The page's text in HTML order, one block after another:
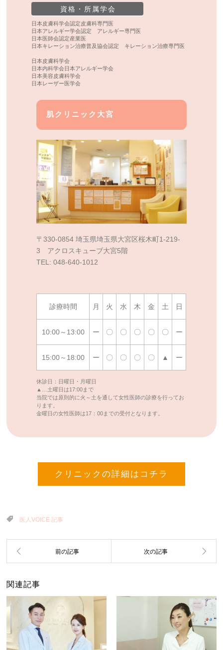
資格・所属学会
日本皮膚科学会認定皮膚科専門医
日本アレルギー学会認定 アレルギー専門医
日本医師会認定産業医
日本キレーション治療普及協会認定 キレーション治療専門医
日本皮膚科学会
日本内科学会日本アレルギー学会
日本美容皮膚科学会
日本レーザー医学会
肌クリニック大宮
〒330-0854 埼玉県埼玉県大宮区桜木町1-219-
3 アクロスキューブ大宮5階
TEL: 048-640-1012
診療時間 月 火 水 木 金 土 日
10:00～13:00 ー 〇 〇 〇 〇 〇 ー
15:00～18:00 ー 〇 〇 〇 〇 ▲ ー
休診日：日曜日・月曜日
▲…土曜日は17:00まで
当院では原則的に火～土を通して女性医師の診療を行ってお
ります。
金曜日の女性医師は17：00までの受付となります。
クリニックの詳細はコチラ
医人VOICE 記事
関連記事